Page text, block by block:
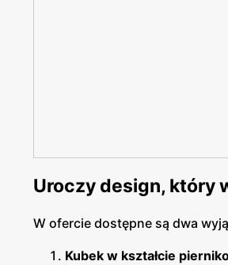
Uroczy design, który
W ofercie dostępne są dwa
Kubek w kształcie